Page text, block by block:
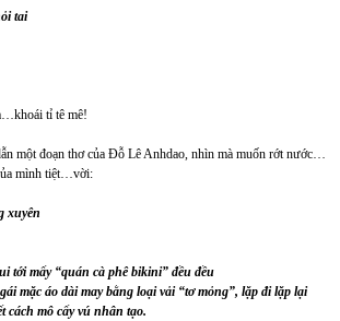
tai
tỉ tê mê!
một đoạn thơ của Đỗ Lê Anhdao, nhìn mà muốn rớt nước…
mình tiệt…vời:
xuyên
tới mấy “quán cà phê bikini” đều đều
mặc áo dài may bằng loại vải “tơ mỏng”, lặp đi lặp lại
cách mô cấy vú nhân tạo.